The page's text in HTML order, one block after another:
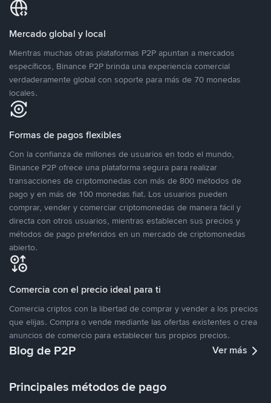
Mercado global y local
Mientras muchas otras plataformas P2P apuntan a mercados
específicos, Binance P2P brinda una experiencia comercial
verdaderamente global con soporte para más de 70 monedas
locales.
Formas de pagos flexibles
Con la confianza de millones de usuarios en todo el mundo,
Binance P2P ofrece una plataforma segura para realizar
transacciones de criptomonedas con más de 800 métodos de
pago y en más de 100 monedas fiat. Los usuarios pueden
comprar, vender y comerciar criptomonedas de manera fácil y
directa con otros usuarios, mientras establecen sus precios y
métodos de pago preferidos en un mercado de criptomonedas
abierto.
Comercia con el precio ideal para ti
Comercia criptos con la libertad de comprar y vender a los precios
que elijas. Compra o vende mediante las ofertas existentes o crea
anuncios de comercio para establecer tus propios precios.
Blog de P2P Ver más
Principales métodos de pago